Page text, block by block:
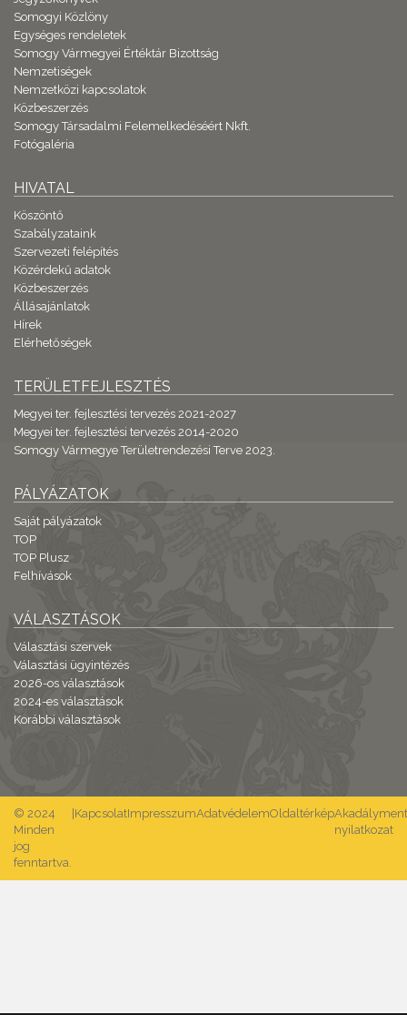
Somogyi Közlöny
Egységes rendeletek
Somogy Vármegyei Értéktár Bizottság
Nemzetiségek
Nemzetközi kapcsolatok
Közbeszerzés
Somogy Társadalmi Felemelkedéséért Nkft.
Fotógaléria
HIVATAL
Köszöntő
Szabályzataink
Szervezeti felépítés
Közérdekű adatok
Közbeszerzés
Állásajánlatok
Hírek
Elérhetőségek
TERÜLETFEJLESZTÉS
Megyei ter. fejlesztési tervezés 2021-2027
Megyei ter. fejlesztési tervezés 2014-2020
Somogy Vármegye Területrendezési Terve 2023.
PÁLYÁZATOK
Saját pályázatok
TOP
TOP Plusz
Felhívások
VÁLASZTÁSOK
Választási szervek
Választási ügyintézés
2026-os választások
2024-es választások
Korábbi választások
© 2024
Minden
jog
fenntartva.
KapcsolatImpresszumAdatvédelemOldaltérkép
nyilatkozat